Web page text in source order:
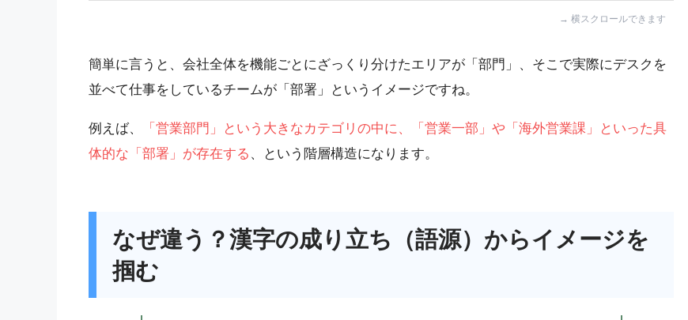
簡単に言うと、会社全体を機能ごとにざっくり分けたエリアが「部門」、そこで実際にデスクを
並べて仕事をしているチームが「部署」というイメージですね。
例えば、
「営業部門」という大きなカテゴリの中に、「営業一部」や「海外営業課」といった具
体的な「部署」が存在する 、という階層構造になります。
なぜ違う？漢字の成り立ち（語源）からイメージを
掴む